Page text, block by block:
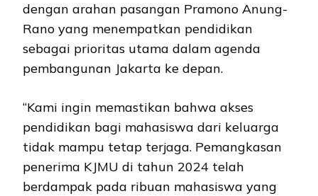
dengan arahan pasangan Pramono Anung-
Rano yang menempatkan pendidikan
sebagai prioritas utama dalam agenda
pembangunan Jakarta ke depan.
“Kami ingin memastikan bahwa akses
pendidikan bagi mahasiswa dari keluarga
tidak mampu tetap terjaga. Pemangkasan
penerima KJMU di tahun 2024 telah
berdampak pada ribuan mahasiswa yang